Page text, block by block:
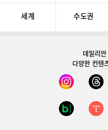
세계 수도권
데일리
다양한 컨텐